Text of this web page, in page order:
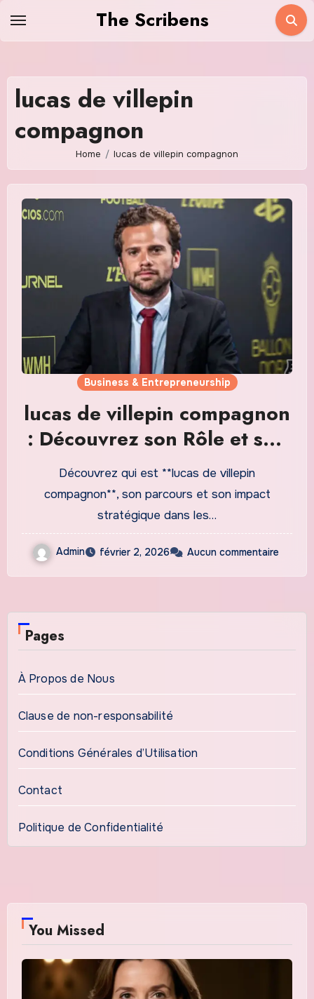
The Scribens
lucas de villepin
compagnon
Home lucas de villepin compagnon
Business & Entrepreneurship
lucas de villepin compagnon
: Découvrez son Rôle et son
Influence dans le Monde des
Affaires en 2026
Découvrez qui est **lucas de villepin
compagnon**, son parcours et son impact
stratégique dans les…
Admin février 2, 2026 Aucun commentaire
Pages
À Propos de Nous
Clause de non-responsabilité
Conditions Générales d’Utilisation
Contact
Politique de Confidentialité
You Missed